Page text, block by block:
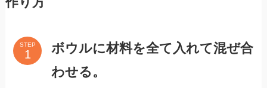
STEP
ボウルに材料を全て入れて混ぜ合
わせる。